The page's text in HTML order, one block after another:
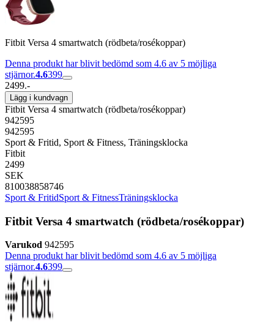
Fitbit Versa 4 smartwatch (rödbeta/rosékoppar)
Denna produkt har blivit bedömd som 4.6 av 5 möjliga
stjärnor.4.6399
2499.-
Lägg i kundvagn
Fitbit Versa 4 smartwatch (rödbeta/rosékoppar)
942595
942595
Sport & Fritid, Sport & Fitness, Träningsklocka
Fitbit
2499
SEK
810038858746
Sport & FritidSport & FitnessTräningsklocka
Fitbit Versa 4 smartwatch (rödbeta/rosékoppar)
Varukod 942595
Denna produkt har blivit bedömd som 4.6 av 5 möjliga
stjärnor.4.6399